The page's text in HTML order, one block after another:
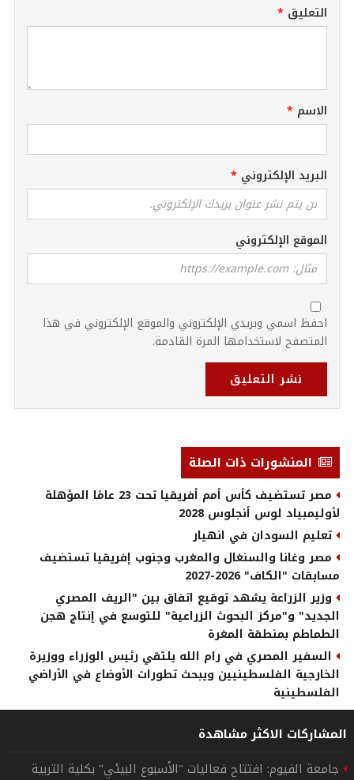
التعليق
الاسم
البريد الإلكتروني
الموقع الإلكتروني
احفظ اسمي وبريدي الإلكتروني والموقع الإلكتروني في هذا
المتصفح لاستخدامها المرة القادمة.
نشر التعليق
المنشورات ذات الصلة
مصر تستضيف كأس أمم أفريقيا تحت 23 عامًا المؤهلة
لأوليمبياد لوس أنجلوس 2028
تعليم السودان في انهيار
مصر وغانا والسنغال والمغرب وجنوب إفريقيا تستضيف
مسابقات "الكاف" 2026-2027
وزير الزراعة يشهد توقيع اتفاق بين "الريف المصري
الجديد" و"مركز البحوث الزراعية" للتوسع في إنتاج هجن
الطماطم بمنطقة المغرة
السفير المصري في رام الله يلتقي رئيس الوزراء ووزيرة
الخارجية الفلسطينيين ويبحث تطورات الأوضاع في الأراضي
الفلسطينية
المشاركات الاكثر مشاهدة
جامعة الفيوم: افتتاح فعاليات "الأسبوع البيئي" بكلية التربية